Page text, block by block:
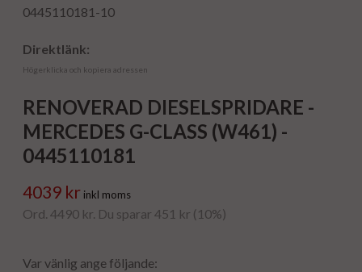
0445110181-10
Direktlänk:
Högerklicka och kopiera adressen
RENOVERAD DIESELSPRIDARE -
MERCEDES G-CLASS (W461) -
0445110181
4039 kr inkl moms
Ord. 4490 kr. Du sparar 451 kr (10%)
Var vänlig ange följande: